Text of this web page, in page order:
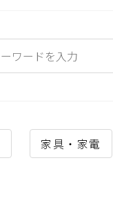
家具・家電